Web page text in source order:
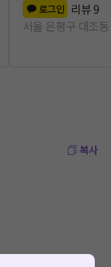
로그인 리뷰 9
서울 은평구 대조동
복사